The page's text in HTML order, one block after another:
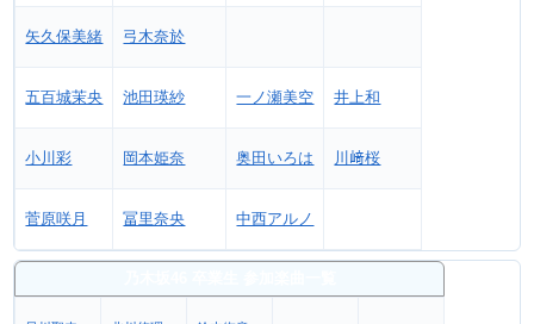
矢久保美緒 弓木奈於
五百城茉央 池田瑛紗 一ノ瀬美空 井上和
小川彩 岡本姫奈 奥田いろは 川﨑桜
菅原咲月 冨里奈央 中西アルノ